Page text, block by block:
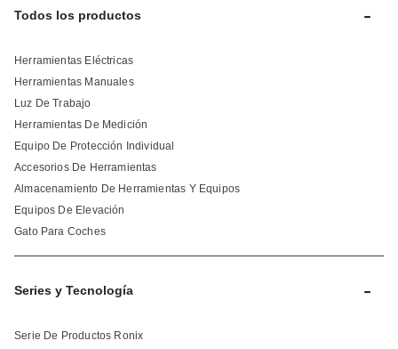
Todos los productos -
Herramientas Eléctricas
Herramientas Manuales
Luz De Trabajo
Herramientas De Medición
Equipo De Protección Individual
Accesorios De Herramientas
Almacenamiento De Herramientas Y Equipos
Equipos De Elevación
Gato Para Coches
Series y Tecnología -
Serie De Productos Ronix